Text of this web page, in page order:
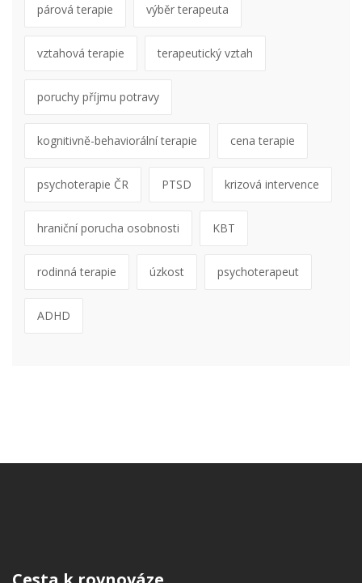
párová terapie výběr terapeuta
vztahová terapie terapeutický vztah
poruchy příjmu potravy
kognitivně-behaviorální terapie cena terapie
psychoterapie ČR PTSD krizová intervence
hraniční porucha osobnosti KBT
rodinná terapie úzkost psychoterapeut
ADHD